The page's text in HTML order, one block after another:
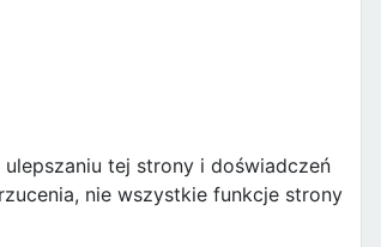
tej strony i doświadczeń
nie wszystkie funkcje strony